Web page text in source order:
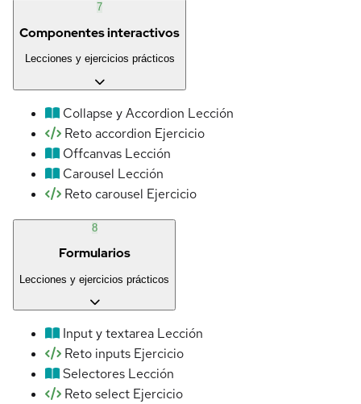
7
Componentes interactivos
Lecciones y ejercicios prácticos
Collapse y Accordion Lección
Reto accordion Ejercicio
Offcanvas Lección
Carousel Lección
Reto carousel Ejercicio
8
Formularios
Lecciones y ejercicios prácticos
Input y textarea Lección
Reto inputs Ejercicio
Selectores Lección
Reto select Ejercicio